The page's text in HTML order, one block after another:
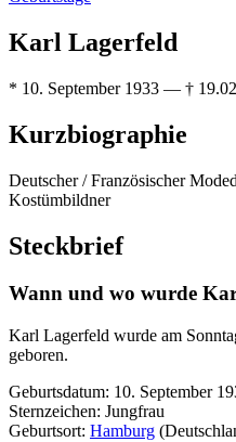
Karl Lagerfeld
* 10. September 1933 — †
Kurzbiographie
Deutscher / Französischer
Kostümbildner
Steckbrief
Wann und wo wurde
Karl Lagerfeld wurde am
geboren.
Geburtsdatum: 10. September
Sternzeichen: Jungfrau
Geburtsort: Hamburg